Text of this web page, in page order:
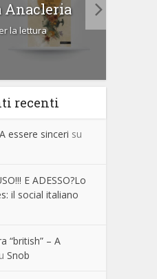
Anacleria
la lettura
recenti
essere sinceri su
E ADESSO?Lo
il social italiano
“british” – A
Snob